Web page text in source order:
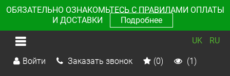
ОБЯЗАТЕЛЬНО ОЗНАКОМЬТЕСЬ С ПРАВИЛАМИ ОПЛАТЫ
И ДОСТАВКИ
Подробнее
UK RU
Войти Заказать звонок (0) (1)